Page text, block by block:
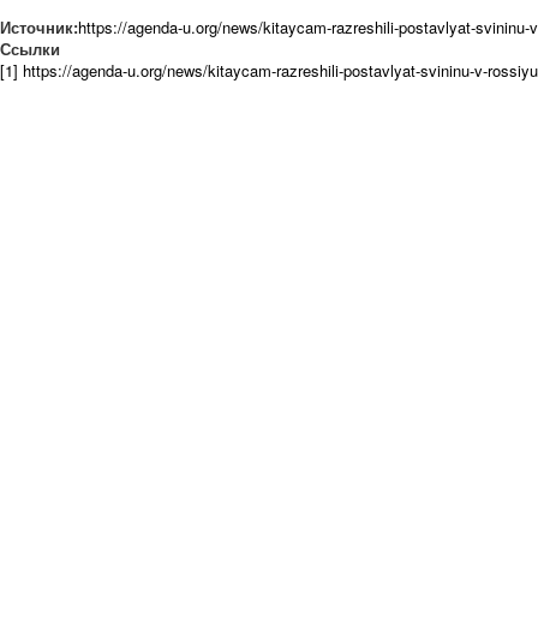
Источник:https://agenda-u.org/news/kitaycam-razreshili-postavlyat-svininu-
Ссылки
[1] https://agenda-u.org/news/kitaycam-razreshili-postavlyat-svininu-v-rossiyu